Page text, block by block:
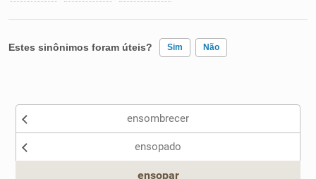
Dicionário
Estes sinônimos foram úteis? Sim Não
Nenhum dos sinônimos apresentados me ajudou
ensombrecer
ensopado
ensopar